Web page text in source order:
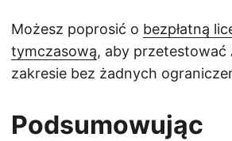
Możesz poprosić o bezpłatną
tymczasową, aby przetestować
zakresie bez żadnych
Podsumowując